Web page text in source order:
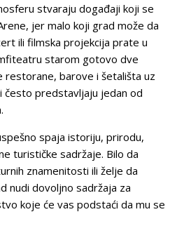
stvaraju događaji koji se
jer malo koji grad može da
ili filmska projekcija prate u
starom gotovo dve
restorane, barove i šetališta uz
često predstavljaju jedan od
spaja istoriju, prirodu,
turističke sadržaje. Bilo da
znamenitosti ili želje da
nudi dovoljno sadržaja za
koje će vas podstaći da mu se